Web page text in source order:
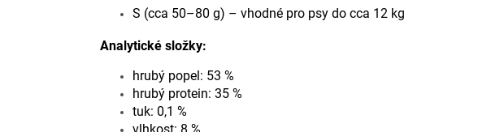
S (cca 50–80 g) – vhodné pro psy do cca 12 kg
Analytické složky:
hrubý popel: 53 %
hrubý protein: 35 %
tuk: 0,1 %